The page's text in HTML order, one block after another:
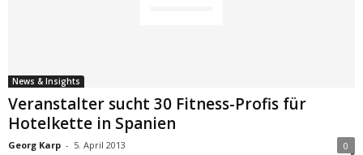
News & Insights
Veranstalter sucht 30 Fitness-Profis für
Hotelkette in Spanien
Georg Karp - 5. April 2013 0